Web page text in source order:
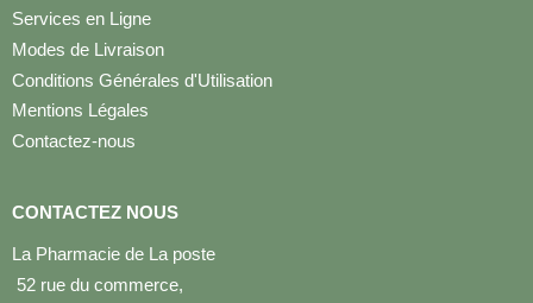
Services en Ligne
Modes de Livraison
Conditions Générales d'Utilisation
Mentions Légales
Contactez-nous
CONTACTEZ NOUS
La Pharmacie de La poste
52 rue du commerce,